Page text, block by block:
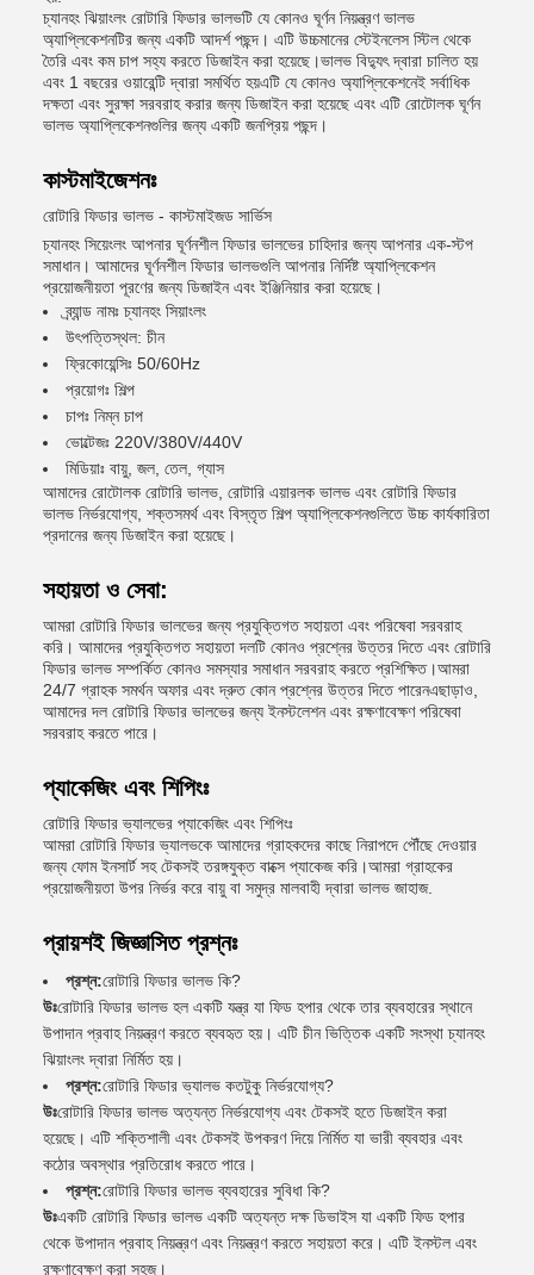
চ্যানহং ঝিয়াংলং রোটারি ফিডার ভালভটি যে কোনও ঘূর্ণন নিয়ন্ত্রণ ভালভ
অ্যাপ্লিকেশনটির জন্য একটি আদর্শ পছন্দ। এটি উচ্চমানের স্টেইনলেস স্টিল থেকে
তৈরি এবং কম চাপ সহ্য করতে ডিজাইন করা হয়েছে।ভালভ বিদ্যুৎ দ্বারা চালিত হয়
এবং 1 বছরের ওয়ারেন্টি দ্বারা সমর্থিত হয়এটি যে কোনও অ্যাপ্লিকেশনেই সর্বাধিক
দক্ষতা এবং সুরক্ষা সরবরাহ করার জন্য ডিজাইন করা হয়েছে এবং এটি রোটোলক ঘূর্ণন
ভালভ অ্যাপ্লিকেশনগুলির জন্য একটি জনপ্রিয় পছন্দ।
কাস্টমাইজেশনঃ
রোটারি ফিডার ভালভ - কাস্টমাইজড সার্ভিস
চ্যানহং সিয়েংলং আপনার ঘূর্ণনশীল ফিডার ভালভের চাহিদার জন্য আপনার এক-স্টপ
সমাধান। আমাদের ঘূর্ণনশীল ফিডার ভালভগুলি আপনার নির্দিষ্ট অ্যাপ্লিকেশন
প্রয়োজনীয়তা পূরণের জন্য ডিজাইন এবং ইঞ্জিনিয়ার করা হয়েছে।
ব্র্যান্ড নামঃ চ্যানহং সিয়াংলং
উৎপত্তিস্থল: চীন
ফ্রিকোয়েন্সিঃ 50/60Hz
প্রয়োগঃ শিল্প
চাপঃ নিম্ন চাপ
ভোল্টেজঃ 220V/380V/440V
মিডিয়াঃ বায়ু, জল, তেল, গ্যাস
আমাদের রোটোলক রোটারি ভালভ, রোটারি এয়ারলক ভালভ এবং রোটারি ফিডার
ভালভ নির্ভরযোগ্য, শক্তসমর্থ এবং বিস্তৃত শিল্প অ্যাপ্লিকেশনগুলিতে উচ্চ কার্যকারিতা
প্রদানের জন্য ডিজাইন করা হয়েছে।
সহায়তা ও সেবা:
আমরা রোটারি ফিডার ভালভের জন্য প্রযুক্তিগত সহায়তা এবং পরিষেবা সরবরাহ
করি। আমাদের প্রযুক্তিগত সহায়তা দলটি কোনও প্রশ্নের উত্তর দিতে এবং রোটারি
ফিডার ভালভ সম্পর্কিত কোনও সমস্যার সমাধান সরবরাহ করতে প্রশিক্ষিত।আমরা
24/7 গ্রাহক সমর্থন অফার এবং দ্রুত কোন প্রশ্নের উত্তর দিতে পারেনএছাড়াও,
আমাদের দল রোটারি ফিডার ভালভের জন্য ইনস্টলেশন এবং রক্ষণাবেক্ষণ পরিষেবা
সরবরাহ করতে পারে।
প্যাকেজিং এবং শিপিংঃ
রোটারি ফিডার ভ্যালভের প্যাকেজিং এবং শিপিংঃ
আমরা রোটারি ফিডার ভ্যালভকে আমাদের গ্রাহকদের কাছে নিরাপদে পৌঁছে দেওয়ার
জন্য ফোম ইনসার্ট সহ টেকসই তরঙ্গযুক্ত বাক্সে প্যাকেজ করি।আমরা গ্রাহকের
প্রয়োজনীয়তা উপর নির্ভর করে বায়ু বা সমুদ্র মালবাহী দ্বারা ভালভ জাহাজ.
প্রায়শই জিজ্ঞাসিত প্রশ্নঃ
প্রশ্ন:রোটারি ফিডার ভালভ কি?
উঃরোটারি ফিডার ভালভ হল একটি যন্ত্র যা ফিড হপার থেকে তার ব্যবহারের স্থানে
উপাদান প্রবাহ নিয়ন্ত্রণ করতে ব্যবহৃত হয়। এটি চীন ভিত্তিক একটি সংস্থা চ্যানহং
ঝিয়াংলং দ্বারা নির্মিত হয়।
প্রশ্ন:রোটারি ফিডার ভ্যালভ কতটুকু নির্ভরযোগ্য?
উঃরোটারি ফিডার ভালভ অত্যন্ত নির্ভরযোগ্য এবং টেকসই হতে ডিজাইন করা
হয়েছে। এটি শক্তিশালী এবং টেকসই উপকরণ দিয়ে নির্মিত যা ভারী ব্যবহার এবং
কঠোর অবস্থার প্রতিরোধ করতে পারে।
প্রশ্ন:রোটারি ফিডার ভালভ ব্যবহারের সুবিধা কি?
উঃএকটি রোটারি ফিডার ভালভ একটি অত্যন্ত দক্ষ ডিভাইস যা একটি ফিড হপার
থেকে উপাদান প্রবাহ নিয়ন্ত্রণ এবং নিয়ন্ত্রণ করতে সহায়তা করে। এটি ইনস্টল এবং
রক্ষণাবেক্ষণ করা সহজ।